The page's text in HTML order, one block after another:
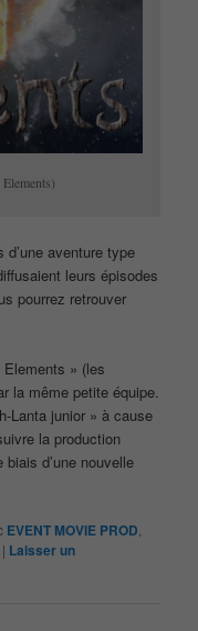
aventure type
leurs épisodes
pourrez retrouver
Elements » (les
la même petite équipe.
Lanta junior » à cause
la production
biais d’une nouvelle
EVENT MOVIE PROD
| Laisser un